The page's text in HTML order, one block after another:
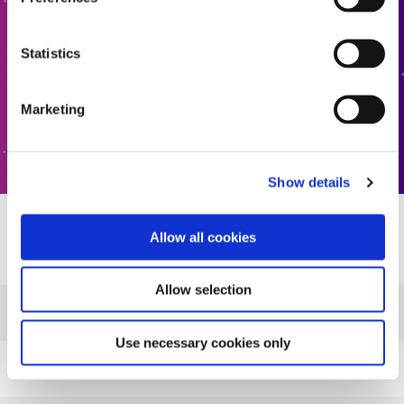
Statistics
Marketing
Show details
Allow all cookies
Allow selection
Use necessary cookies only
preguntas? Contáctenos, queremos saber de usted.
Recursos
Guía: Energía (ES)
Guía: Energía (Asia|ES)